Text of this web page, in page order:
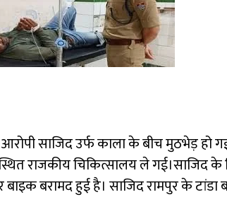
साजिद उर्फ काला के बीच मुठभेड़ हो
राजकीय चिकित्सालय ले गई।साजिद
बरामद हुई है। साजिद रामपुर के टांडा